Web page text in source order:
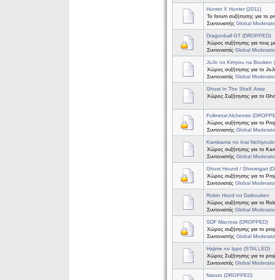
Hunter X Hunter (2011)
Το forum συζήτησης για το
Συντονιστής Global
Dragonball GT (DROPPED)
Χώρος συζήτησης για τους
Συντονιστές Global
JoJo no Kimyou na Bouken
Χώρος συζήτησης για το
Συντονιστές Global
Ghost In The Shell: Arise
Χώρος Συζήτησης για το
Fullmetal Alchemist
Χώρος συζήτησης για το
Συντονιστής Global
Kamisama no Inai
Χώρος συζήτησης για το
Συντονιστής Global
Ghost Hound / Shinreigari
Χώρος συζήτησης για το
Συντονιστές Global
Robin Hood no Daibouken
Χώρος συζήτησης για το
Συντονιστές Global
SDF Macross (DROPPED)
Χώρος συζήτησης για το
Συντονιστής Global
Hajime no Ippo (STALLED)
Χώρος Συζήτησης για το
Συντονιστές Global
Naruto (DROPPED)